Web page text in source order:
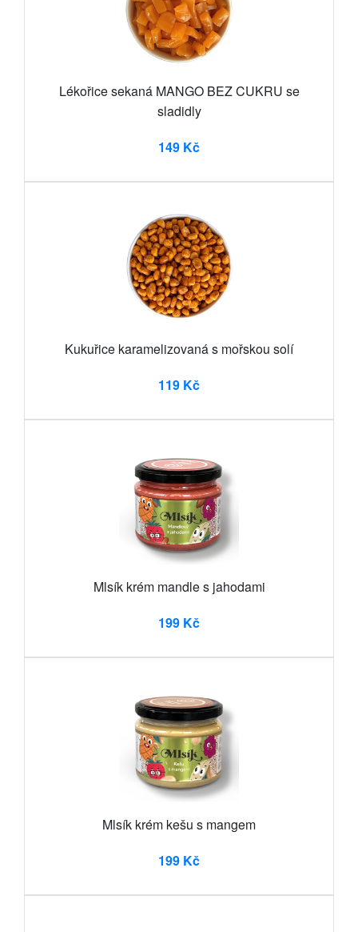
Lékořice sekaná MANGO BEZ CUKRU se
sladidly
149 Kč
Kukuřice karamelizovaná s mořskou solí
119 Kč
Mlsík krém mandle s jahodami
199 Kč
Mlsík krém kešu s mangem
199 Kč